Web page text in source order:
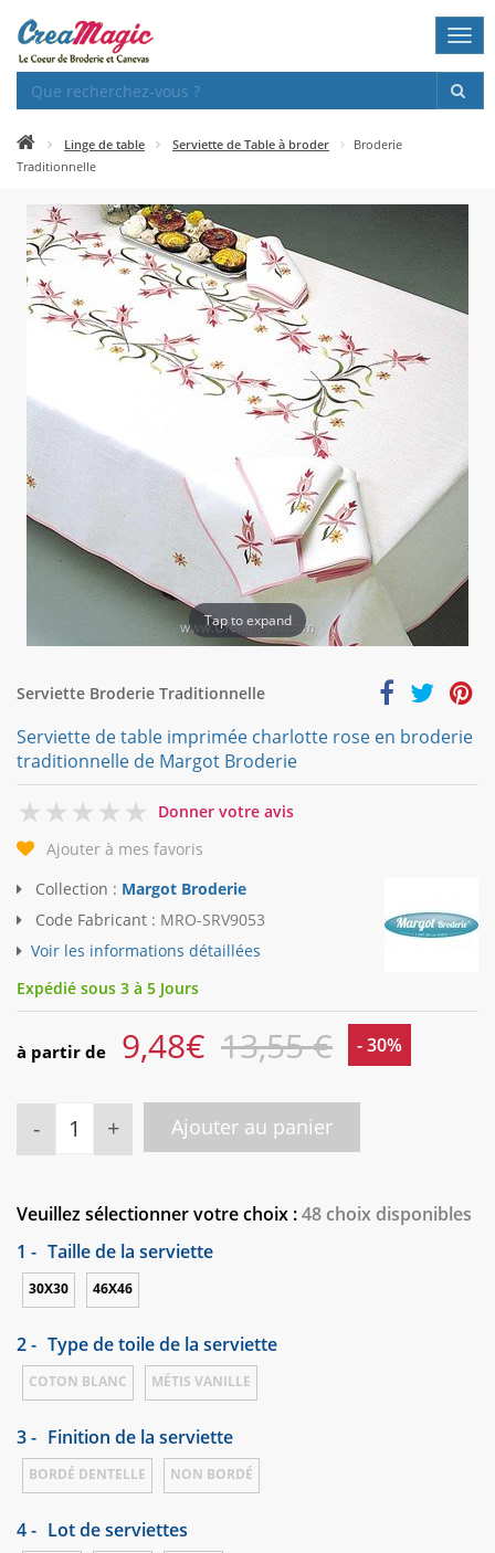
Linge de table Serviette de Table à broder
Broderie
Traditionnelle
Tap to expand
Serviette Broderie Traditionnelle
Serviette de table imprimée charlotte rose en broderie
traditionnelle de Margot Broderie
0
Donner votre avis
Ajouter à mes favoris
Collection : Margot Broderie
Code Fabricant : MRO-SRV9053
Voir les informations détaillées
Expédié sous 3 à 5 Jours
à partir de 9,48€ 13,55 € - 30%
- + Ajouter au panier
Veuillez sélectionner votre choix :48 choix disponibles
1 - Taille de la serviette
30X30 46X46
2 - Type de toile de la serviette
COTON BLANC MÉTIS VANILLE
3 - Finition de la serviette
BORDÉ DENTELLE NON BORDÉ
4 - Lot de serviettes